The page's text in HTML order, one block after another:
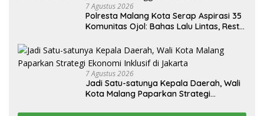
7 Agustus 2026
Polresta Malang Kota Serap Aspirasi 35
Komunitas Ojol: Bahas Lalu Lintas, Rest
7 Agustus 2026
Jadi Satu-satunya Kepala Daerah, Wali
Kota Malang Paparkan Strategi